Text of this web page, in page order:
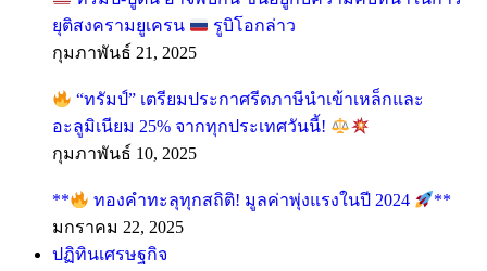
ยุติสงครามยูเครน
รูบิโอกล่าว
กุมภาพันธ์ 21, 2025
“ทรัมป์” เตรียมประกาศรีดภาษีนำเข้าเหล็กและ
อะลูมิเนียม 25% จากทุกประเทศวันนี้!
กุมภาพันธ์ 10, 2025
** ทองคำทะลุทุกสถิติ! มูลค่าพุ่งแรงในปี 2024
**
มกราคม 22, 2025
ปฏิทินเศรษฐกิจ